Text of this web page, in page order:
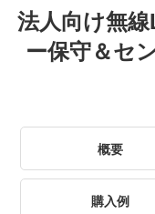
法人向け無線
ー保守＆セ
概要
購入例